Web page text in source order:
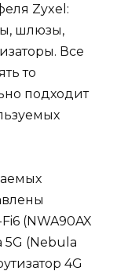
Zyxel:
шлюзы,
Все
то
подходит
(NWA90AX
5G (Nebula
4G